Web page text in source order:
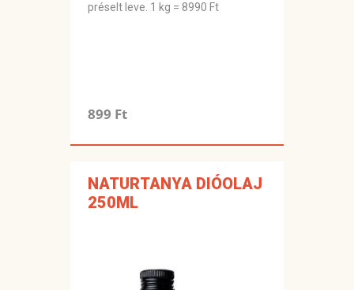
préselt leve. 1 kg = 8990 Ft
899 Ft
NATURTANYA DIÓOLAJ
250ML